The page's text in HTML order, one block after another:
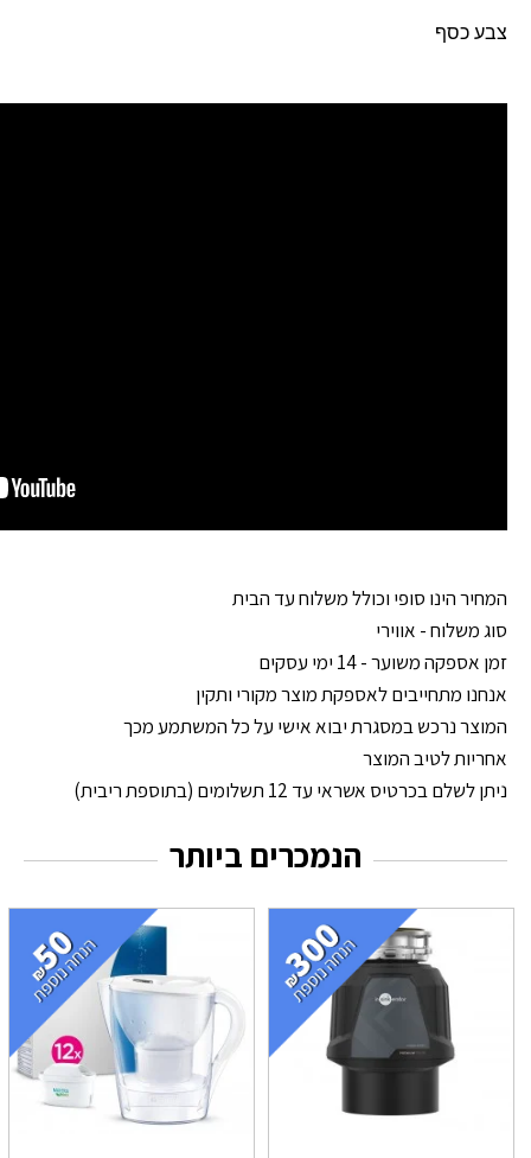
צבע כסף
המחיר הינו סופי וכולל משלוח עד הבית
סוג משלוח - אווירי
זמן אספקה משוער - 14 ימי עסקים
אנחנו מתחייבים לאספקת מוצר מקורי ותקין
המוצר נרכש במסגרת יבוא אישי על כל המשתמע מכך
אחריות לטיב המוצר
ניתן לשלם בכרטיס אשראי עד 12 תשלומים (בתוספת ריבית)
הנמכרים ביותר